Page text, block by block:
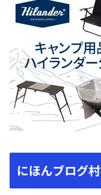
にほんブログ村